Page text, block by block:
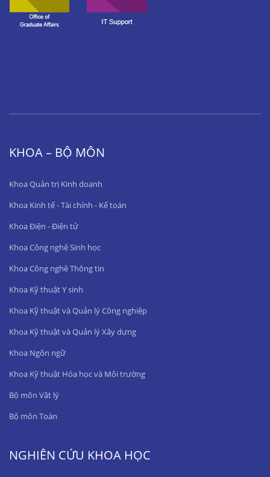
KHOA – BỘ MÔN
Khoa Quản trị Kinh doanh
Khoa Kinh tế - Tài chính - Kế toán
Khoa Điện - Điện tử
Khoa Công nghệ Sinh học
Khoa Công nghệ Thông tin
Khoa Kỹ thuật Y sinh
Khoa Kỹ thuật và Quản lý Công nghiệp
Khoa Kỹ thuật và Quản lý Xây dựng
Khoa Ngôn ngữ
Khoa Kỹ thuật Hóa học và Môi trường
Bộ môn Vật lý
Bộ môn Toán
NGHIÊN CỨU KHOA HỌC